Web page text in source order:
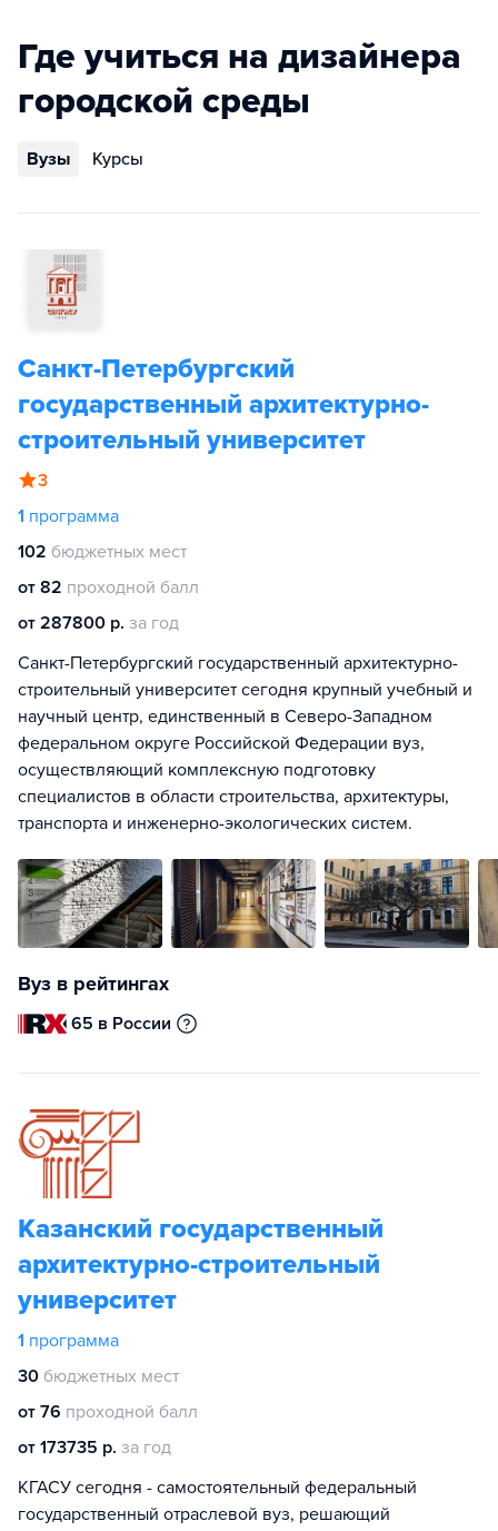
Где учиться на дизайнера
городской среды
Вузы Курсы
Санкт-Петербургский
государственный архитектурно-
строительный университет
3
1 программа
102 бюджетных мест
от 82 проходной балл
от 287800 р. за год
Санкт-Петербургский государственный архитектурно-
строительный университет сегодня крупный учебный и
научный центр, единственный в Северо-Западном
федеральном округе Российской Федерации вуз,
осуществляющий комплексную подготовку
специалистов в области строительства, архитектуры,
транспорта и инженерно-экологических систем.
Вуз в рейтингах
65 в России
Казанский государственный
архитектурно-строительный
университет
1 программа
30 бюджетных мест
от 76 проходной балл
от 173735 р. за год
КГАСУ сегодня - самостоятельный федеральный
государственный отраслевой вуз, решающий